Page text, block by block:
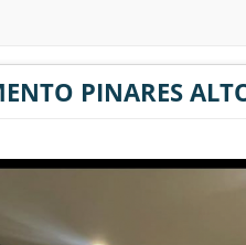
PINARES